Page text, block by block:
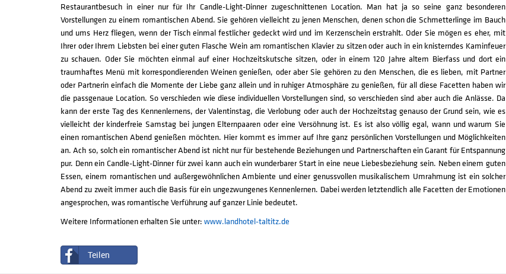
Restaurantbesuch in einer nur für Ihr Candle-Light-Dinner zugeschnittenen Location. Man hat ja so seine ganz besonderen
Vorstellungen zu einem romantischen Abend. Sie gehören vielleicht zu jenen Menschen, denen schon die Schmetterlinge im Bauch
und ums Herz fliegen, wenn der Tisch einmal festlicher gedeckt wird und im Kerzenschein erstrahlt. Oder Sie mögen es eher, mit
Ihrer oder Ihrem Liebsten bei einer guten Flasche Wein am romantischen Klavier zu sitzen oder auch in ein knisterndes Kaminfeuer
zu schauen. Oder Sie möchten einmal auf einer Hochzeitskutsche sitzen, oder in einem 120 Jahre altem Bierfass und dort ein
traumhaftes Menü mit korrespondierenden Weinen genießen, oder aber Sie gehören zu den Menschen, die es lieben, mit Partner
oder Partnerin einfach die Momente der Liebe ganz allein und in ruhiger Atmosphäre zu genießen, für all diese Facetten haben wir
die passgenaue Location. So verschieden wie diese individuellen Vorstellungen sind, so verschieden sind aber auch die Anlässe. Da
kann der erste Tag des Kennenlernens, der Valentinstag, die Verlobung oder auch der Hochzeitstag genauso der Grund sein, wie es
vielleicht der kinderfreie Samstag bei jungen Elternpaaren oder eine Versöhnung ist. Es ist also völlig egal, wann und warum Sie
einen romantischen Abend genießen möchten. Hier kommt es immer auf Ihre ganz persönlichen Vorstellungen und Möglichkeiten
an. Ach so, solch ein romantischer Abend ist nicht nur für bestehende Beziehungen und Partnerschaften ein Garant für Entspannung
pur. Denn ein Candle-Light-Dinner für zwei kann auch ein wunderbarer Start in eine neue Liebesbeziehung sein. Neben einem guten
Essen, einem romantischen und außergewöhnlichen Ambiente und einer genussvollen musikalischem Umrahmung ist ein solcher
Abend zu zweit immer auch die Basis für ein ungezwungenes Kennenlernen. Dabei werden letztendlich alle Facetten der Emotionen
angesprochen, was romantische Verführung auf ganzer Linie bedeutet.
Weitere Informationen erhalten Sie unter: www.landhotel-taltitz.de
Teilen